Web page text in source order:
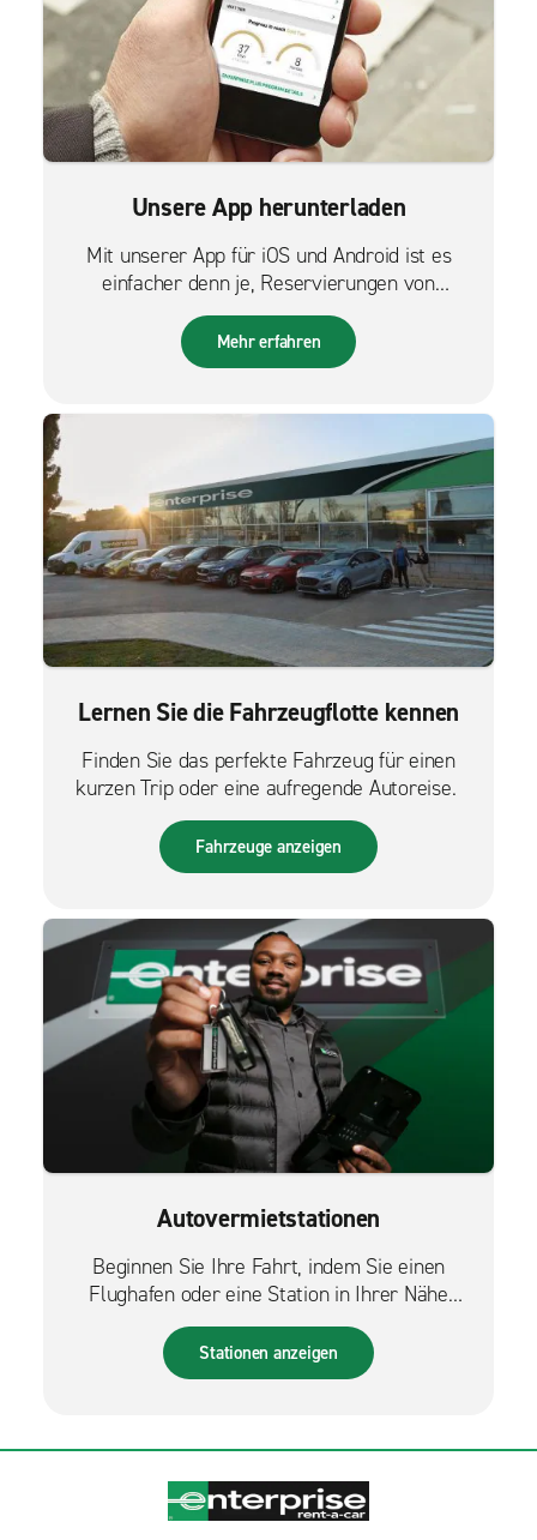
Unsere App herunterladen
Mit unserer App für iOS und Android ist es
einfacher denn je, Reservierungen von
unterwegs zu verwalten.
Mehr erfahren
Lernen Sie die Fahrzeugflotte kennen
Finden Sie das perfekte Fahrzeug für einen
kurzen Trip oder eine aufregende Autoreise.
Fahrzeuge anzeigen
Autovermietstationen
Beginnen Sie Ihre Fahrt, indem Sie einen
Flughafen oder eine Station in Ihrer Nähe
finden.
Stationen anzeigen